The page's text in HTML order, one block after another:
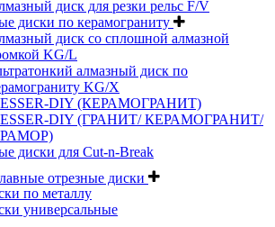
диск для резки рельс F/V
диски по керамограниту
диск со сплошной алмазной
KG/L
алмазный диск по
KG/X
DIY (КЕРАМОГРАНИТ)
DIY (ГРАНИТ/ КЕРАМОГРАНИТ/
диски для Cut-n-Break
отрезные диски
по металлу
универсальные